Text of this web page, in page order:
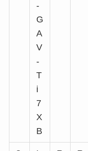
-
G
A
V
-
T
i
7
X
B